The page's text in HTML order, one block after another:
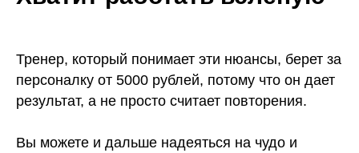
Тренер, который понимает эти нюансы, берет за
персоналку от 5000 рублей, потому что он дает
результат, а не просто считает повторения.
Вы можете и дальше надеяться на чудо и
ИП Фостенко Глеб Константинович ИНН: 503 618 945 276